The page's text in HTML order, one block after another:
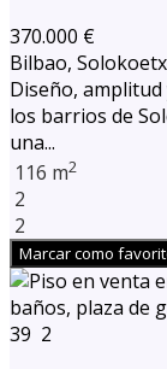
370.000 €
Bilbao,
Diseño,
los barrios de
una...
116 m2
2
2
Marcar como
39 2